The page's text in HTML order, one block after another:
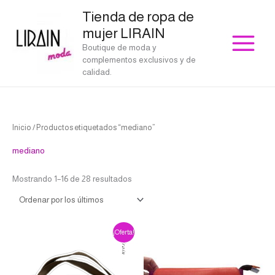
contenido
Tienda de ropa de
mujer LIRAIN
Boutique de moda y
complementos exclusivos y de
calidad.
Inicio / Productos etiquetados “mediano”
mediano
Mostrando 1–16 de 28 resultados
Ordenado
por
¡Oferta!
era:
€59.00.
actual
es:
€53.10.